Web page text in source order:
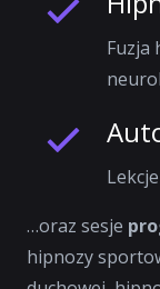
Fuzja
…oraz sesje
hipnozy